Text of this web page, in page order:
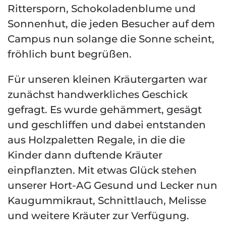
Rittersporn, Schokoladenblume und
Sonnenhut, die jeden Besucher auf dem
Campus nun solange die Sonne scheint,
fröhlich bunt begrüßen.
Für unseren kleinen Kräutergarten war
zunächst handwerkliches Geschick
gefragt. Es wurde gehämmert, gesägt
und geschliffen und dabei entstanden
aus Holzpaletten Regale, in die die
Kinder dann duftende Kräuter
einpflanzten. Mit etwas Glück stehen
unserer Hort-AG Gesund und Lecker nun
Kaugummikraut, Schnittlauch, Melisse
und weitere Kräuter zur Verfügung.